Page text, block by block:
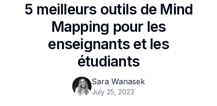
5 meilleurs outils de Mind
Mapping pour les
enseignants et les
étudiants
Sara Wanasek
July 25, 2023